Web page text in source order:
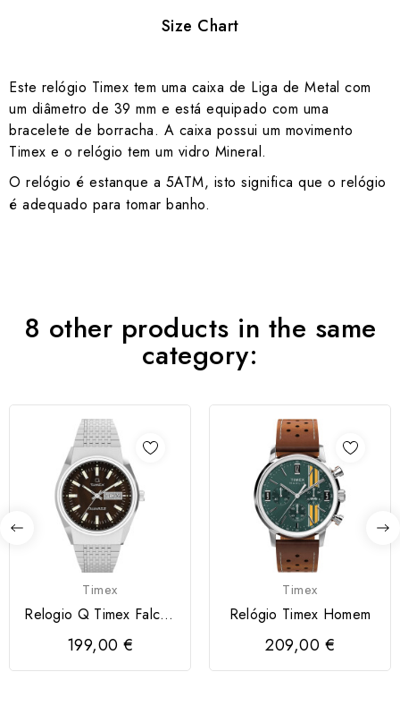
Size Chart
Este relógio Timex tem uma caixa de Liga de Metal com
um diâmetro de 39 mm e está equipado com uma
bracelete de borracha. A caixa possui um movimento
Timex e o relógio tem um vidro Mineral.
O relógio é estanque a 5ATM, isto significa que o relógio
é adequado para tomar banho.
8 other products in the same
category:
Timex
Relogio Q Timex Falcon
Eye 38mm
199,00 €
Timex
Relógio Timex Homem
209,00 €